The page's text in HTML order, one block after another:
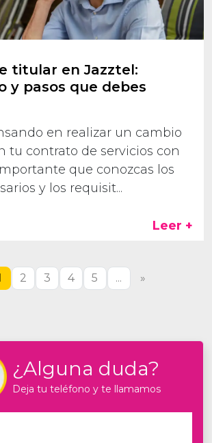
titular en Jazztel:
y pasos que debes
en realizar un cambio
tu contrato de servicios con
que conozcas los
y los requisit...
Leer +
2 3 4 5 ... »
¿Alguna duda?
Deja tu teléfono y te llamamos